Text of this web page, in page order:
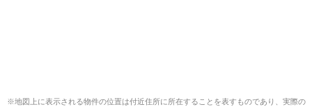
※地図上に表示される物件の位置は付近住所に所在することを表すものであり、実際の